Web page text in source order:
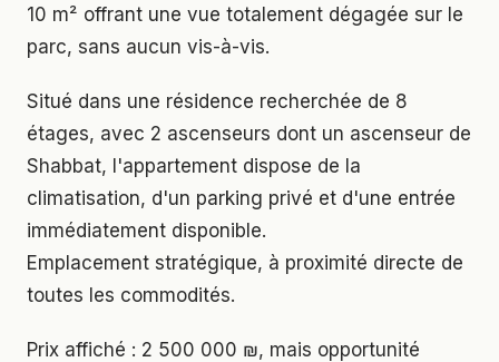
10 m² offrant une vue totalement dégagée sur le
parc, sans aucun vis-à-vis.
Situé dans une résidence recherchée de 8
étages, avec 2 ascenseurs dont un ascenseur de
Shabbat, l'appartement dispose de la
climatisation, d'un parking privé et d'une entrée
immédiatement disponible.
Emplacement stratégique, à proximité directe de
toutes les commodités.
Prix affiché : 2 500 000 ₪, mais opportunité